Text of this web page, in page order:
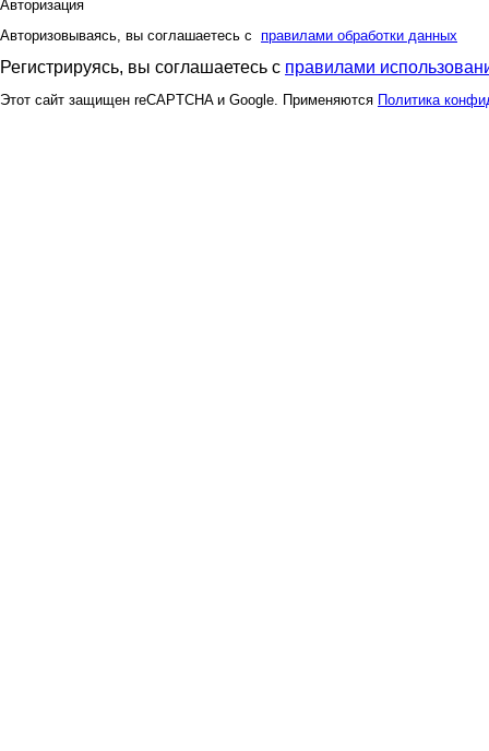
Авторизация
Авторизовываясь, вы соглашаетесь с правилами обработки данных
Регистрируясь, вы соглашаетесь с правилами
Этот сайт защищен reCAPTCHA и Google. Применяются Политика